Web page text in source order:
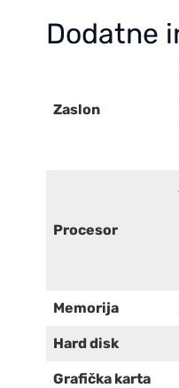
Dodatne
Zaslon
Procesor
Memorija
Hard disk
Grafička karta